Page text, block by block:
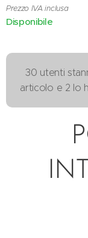
Prezzo IVA inclusa
Disponibile
30 utenti
articolo e 2 lo